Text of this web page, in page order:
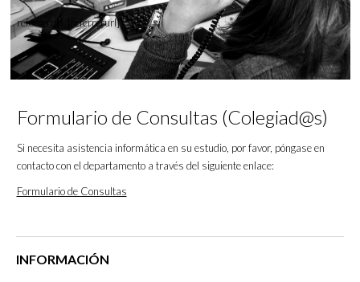
referrerurl :[referrerurl]
Formulario de Consultas (Colegiad@s)
Si necesita asistencia informática en su estudio, por favor, póngase en
contacto con el departamento a través del siguiente enlace:
Formulario de Consultas
INFORMACIÓN